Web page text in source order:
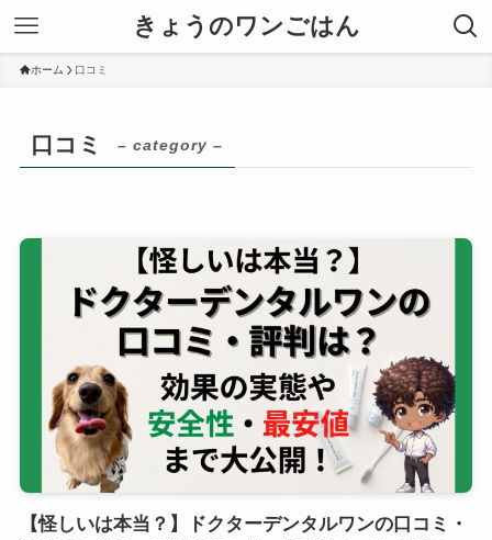
きょうのワンごはん
ホーム 口コミ
口コミ – category –
【怪しいは本当？】ドクターデンタルワンの口コミ・